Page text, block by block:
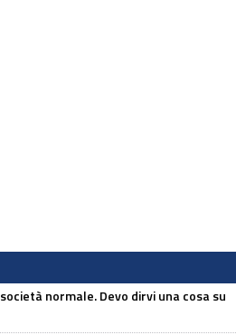
normale. Devo dirvi una cosa su